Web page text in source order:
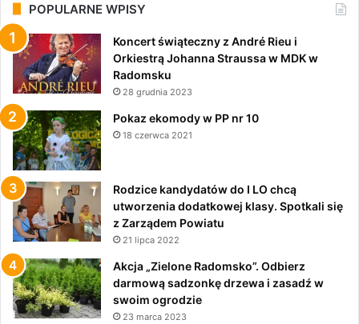
POPULARNE WPISY
Koncert świąteczny z André Rieu i
Orkiestrą Johanna Straussa w MDK w
Radomsku
28 grudnia 2023
Pokaz ekomody w PP nr 10
18 czerwca 2021
Rodzice kandydatów do I LO chcą
utworzenia dodatkowej klasy. Spotkali się
z Zarządem Powiatu
21 lipca 2022
Akcja „Zielone Radomsko”. Odbierz
darmową sadzonkę drzewa i zasadź w
swoim ogrodzie
23 marca 2023